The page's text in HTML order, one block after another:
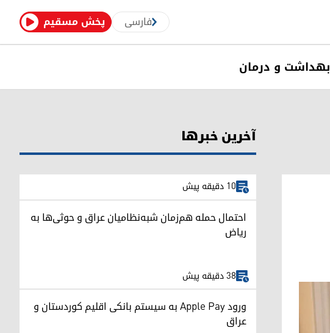
پخش مسقیم فارسی
بهداشت و درمان
آخرین خبرها
10 دقیقه پیش
احتمال حمله هم‌زمان شبه‌نظامیان عراق و حوثی‌ها به
ریاض
38 دقیقه پیش
ورود Apple Pay به سیستم بانکی اقلیم کوردستان و
عراق